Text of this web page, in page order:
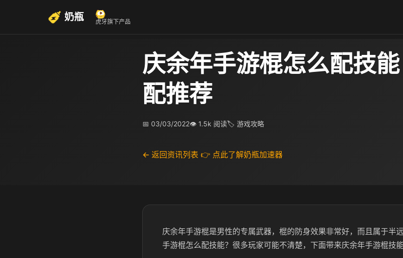
奶瓶 虎牙旗下产品
庆余年手游棍怎么配技
配推荐
📅 03/03/2022👁 1.5k 阅读🏷 游戏攻略
← 返回资讯列表 👉 点此了解奶瓶加速器
庆余年手游棍是男性的专属武器，棍的防身效果非常好，而且属于半
手游棍怎么配技能？很多玩家可能不清楚，下面带来庆余年手游棍技能